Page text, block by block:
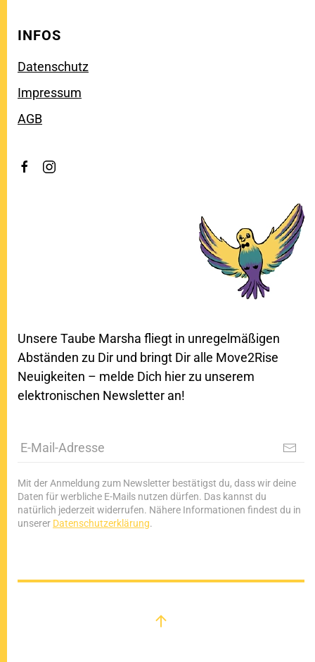
INFOS
Datenschutz
Impressum
AGB
Unsere Taube Marsha fliegt in unregelmäßigen
Abständen zu Dir und bringt Dir alle Move2Rise
Neuigkeiten – melde Dich hier zu unserem
elektronischen Newsletter an!
Mit der Anmeldung zum Newsletter bestätigst du, dass wir deine
Daten für werbliche E-Mails nutzen dürfen. Das kannst du
natürlich jederzeit widerrufen. Nähere Informationen findest du in
unserer Datenschutzerklärung.